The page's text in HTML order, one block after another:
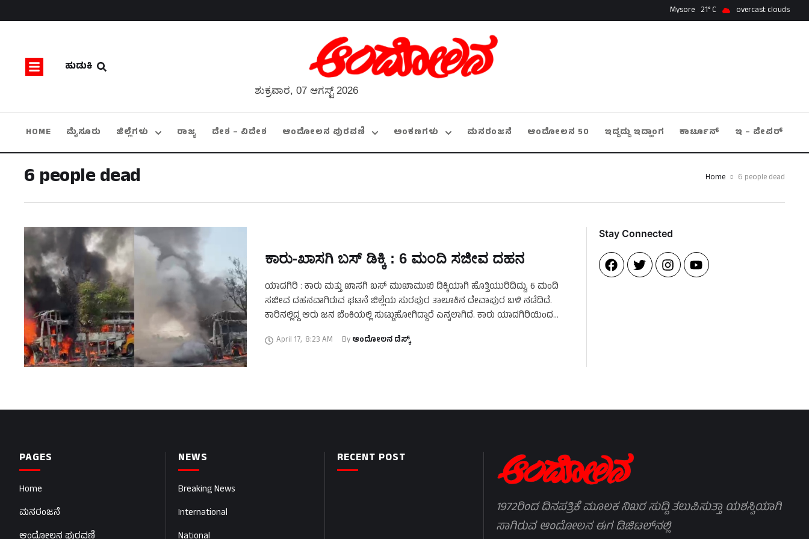
Mysore 21 overcast clouds
ಹುಡುಕಿ
ಶುಕ್ರವಾರ, 07 ಆಗಸ್ಟ್ 2026
HOME ಮೈಸೂರು ಜಿಲ್ಲೆಗಳು ರಾಜ್ಯ ದೇಶ – ವಿದೇಶ ಆಂದೋಲನ ಪುರವಣಿ ಅಂಕಣಗಳು ಮನರಂಜನೆ ಆಂದೋಲನ 50 ಇದ್ದದ್ದು ಇದ್ಹಾಂಗ ಕಾರ್ಟೂನ್ ಇ – ಪೇಪರ್
6 people dead Home 6 people dead
ಕಾರು-ಖಾಸಗಿ ಬಸ್‌ ಡಿಕ್ಕಿ : 6 ಮಂದಿ ಸಜೀವ ದಹನ
ಯಾದಗಿರಿ : ಕಾರು ಮತ್ತು ಖಾಸಗಿ ಬಸ್ ಮುಖಾಮುಖಿ ಡಿಕ್ಕಿಯಾಗಿ ಹೊತ್ತಿಯುರಿದಿದ್ದು, 6 ಮಂದಿ
ಸಜೀವ ದಹನವಾಗಿರುವ ಘಟನೆ ಜಿಲ್ಲೆಯ ಸುರಪುರ ತಾಲೂಕಿನ ದೇವಾಪುರ ಬಳಿ ನಡೆದಿದೆ.
ಕಾರಿನಲ್ಲಿದ್ದ ಆರು ಜನ ಬೆಂಕಿಯಲ್ಲಿ ಸುಟ್ಟುಹೋಗಿದ್ದಾರೆ ಎನ್ನಲಾಗಿದೆ. ಕಾರು ಯಾದಗಿರಿಯಿಂದ
April 17, 8:23 AM By ಆಂದೋಲನ ಡೆಸ್ಕ್
Stay Connected​
PAGES
Home
ಮನರಂಜನೆ
NEWS
Breaking News
International
RECENT POST
1972ರಿಂದ ದಿನಪತ್ರಿಕೆ ಮೂಲಕ ನಿಖರ ಸುದ್ದಿ ತಲುಪಿಸುತ್ತಾ ಯಶಸ್ವಿಯಾಗಿ
ಸಾಗಿರುವ ಆಂದೋಲನ ಈಗ ಡಿಜಿಟಲ್‌ನಲ್ಲಿ